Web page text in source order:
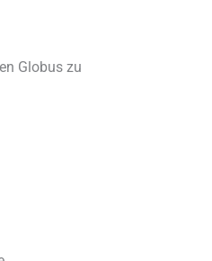
Globus zu